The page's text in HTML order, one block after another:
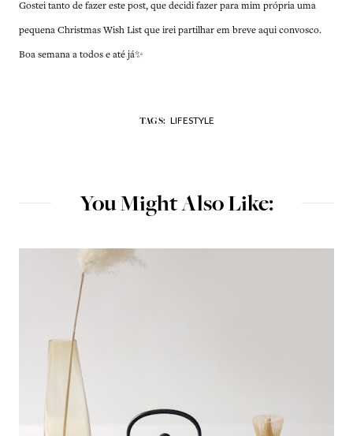
Gostei tanto de fazer este post, que decidi fazer para mim própria uma
pequena Christmas Wish List que irei partilhar em breve aqui convosco.
Boa semana a todos e até já✨
TAGS: LIFESTYLE
You Might Also Like: